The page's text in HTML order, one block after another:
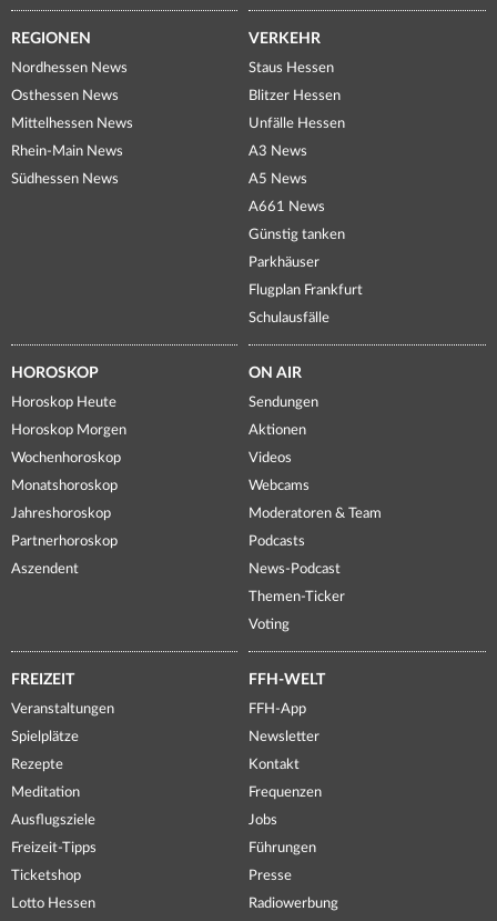
REGIONEN
Nordhessen News
Osthessen News
Mittelhessen News
Rhein-Main News
Südhessen News
VERKEHR
Staus Hessen
Blitzer Hessen
Unfälle Hessen
A3 News
A5 News
A661 News
Günstig tanken
Parkhäuser
Flugplan Frankfurt
Schulausfälle
HOROSKOP
Horoskop Heute
Horoskop Morgen
Wochenhoroskop
Monatshoroskop
Jahreshoroskop
Partnerhoroskop
Aszendent
ON AIR
Sendungen
Aktionen
Videos
Webcams
Moderatoren & Team
Podcasts
News-Podcast
Themen-Ticker
Voting
FREIZEIT
Veranstaltungen
Spielplätze
Rezepte
Meditation
Ausflugsziele
Freizeit-Tipps
Ticketshop
Lotto Hessen
FFH-WELT
FFH-App
Newsletter
Kontakt
Frequenzen
Jobs
Führungen
Presse
Radiowerbung